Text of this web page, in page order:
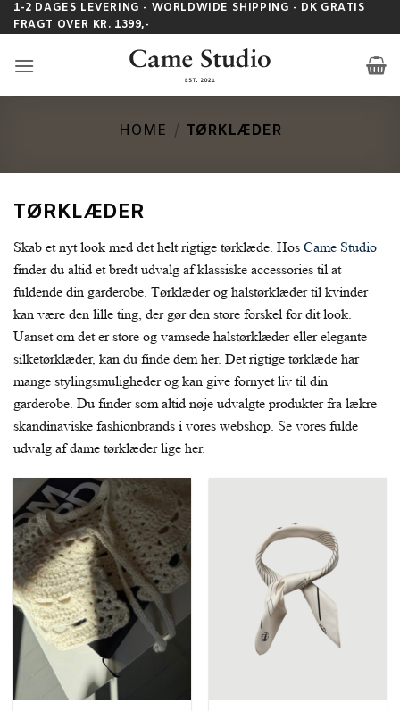
Fortsæt
til
1-2 DAGES LEVERING - WORLDWIDE SHIPPING - DK GRATIS
FRAGT OVER KR. 1399,-
HOME / TØRKLÆDER
TØRKLÆDER
Skab et nyt look med det helt rigtige tørklæde. Hos Came Studio
finder du altid et bredt udvalg af klassiske accessories til at
fuldende din garderobe. Tørklæder og halstørklæder til kvinder
kan være den lille ting, der gør den store forskel for dit look.
Uanset om det er store og vamsede halstørklæder eller elegante
silketørklæder, kan du finde dem her. Det rigtige tørklæde har
mange stylingsmuligheder og kan give fornyet liv til din
garderobe. Du finder som altid nøje udvalgte produkter fra lækre
skandinaviske fashionbrands i vores webshop. Se vores fulde
udvalg af dame tørklæder lige her.